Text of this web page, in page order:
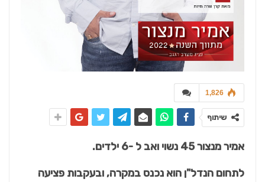
1,826
שיתוף
אמיר מנצור 45 נשוי ואב ל -6 ילדים.
לתחום הנדל"ן הוא נכנס במקרה, ובעקבות פציעה